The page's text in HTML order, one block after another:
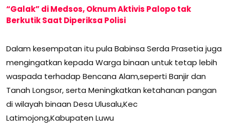
“Galak” di Medsos, Oknum Aktivis Palopo tak
Berkutik Saat Diperiksa Polisi
Dalam kesempatan itu pula Babinsa Serda Prasetia juga
mengingatkan kepada Warga binaan untuk tetap lebih
waspada terhadap Bencana Alam,seperti Banjir dan
Tanah Longsor, serta Meningkatkan ketahanan pangan
di wilayah binaan Desa Ulusalu,Kec
Latimojong,Kabupaten Luwu